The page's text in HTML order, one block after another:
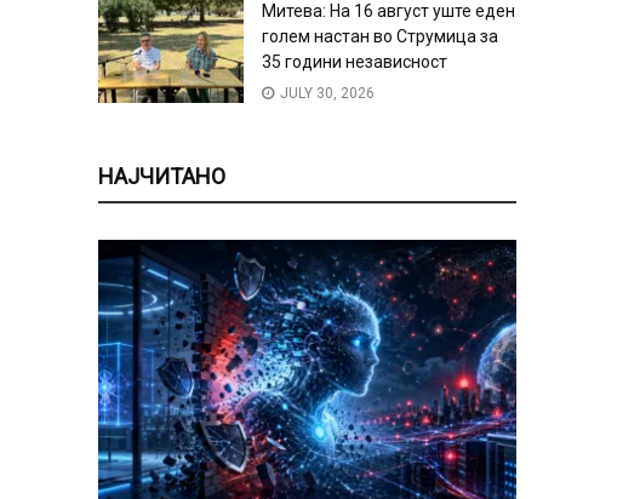
Митева: На 16 август уште еден
голем настан во Струмица за
35 години независност
JULY 30, 2026
НАЈЧИТАНО